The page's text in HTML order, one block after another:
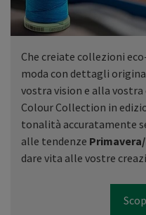
Che creiate collezioni
moda con dettagli
vostra vision e alla
Colour Collection in
tonalità accuratamente
alle tendenze
dare vita alle vostre